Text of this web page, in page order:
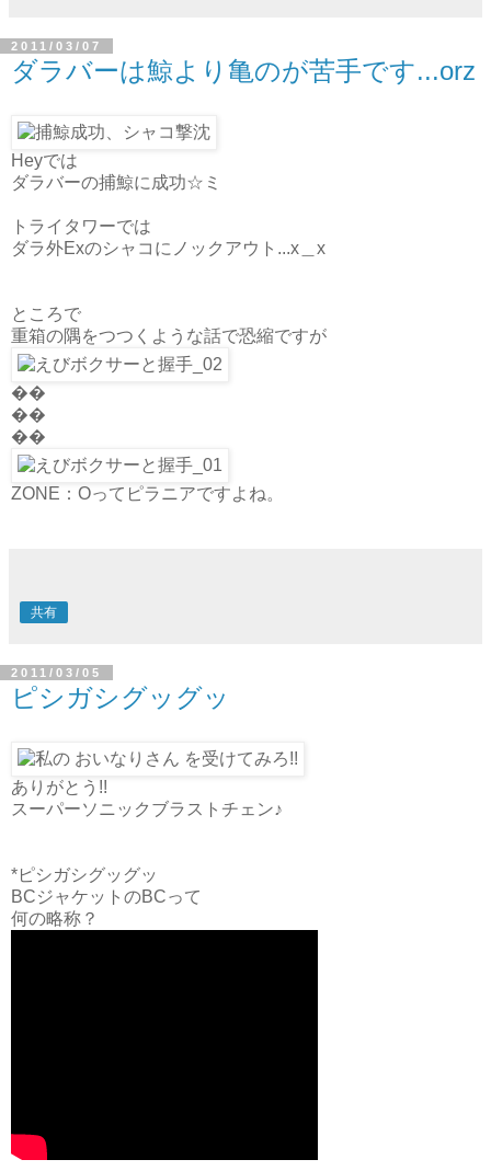
2011/03/07
ダラバーは鯨より亀のが苦手です...orz
Heyでは
ダラバーの捕鯨に成功☆ミ
トライタワーでは
ダラ外Exのシャコにノックアウト...x＿x
ところで
重箱の隅をつつくような話で恐縮ですが
��
��
��
ZONE：Oってピラニアですよね。
共有
2011/03/05
ピシガシグッグッ
ありがとう!!
スーパーソニックブラストチェン♪
*ピシガシグッグッ
BCジャケットのBCって
何の略称？